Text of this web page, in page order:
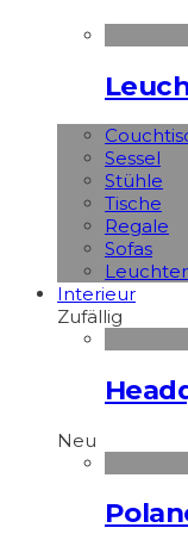
Sessel
Stühle
Tische
Regale
Sofas
Interieur
Zufällig
Neu